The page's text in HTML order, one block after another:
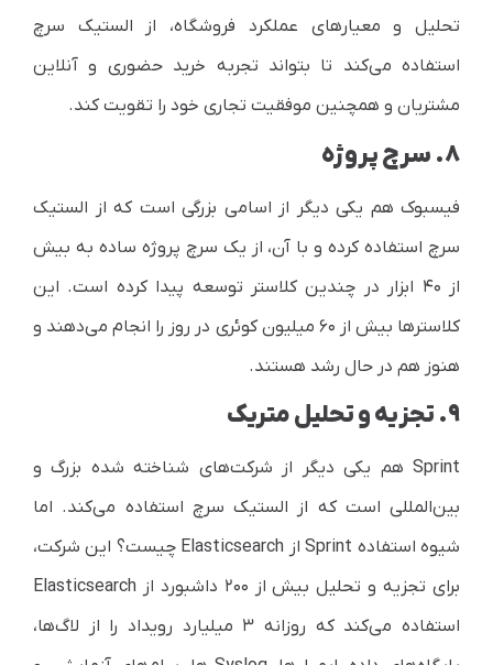
تحلیل و معیارهای عملکرد فروشگاه، از الستیک سرچ
استفاده می‌کند تا بتواند تجربه خرید حضوری و آنلاین
مشتریان و همچنین موفقیت تجاری خود را تقویت کند.
۸. سرچ پروژه
فیسبوک هم یکی دیگر از اسامی بزرگی است که از الستیک
سرچ استفاده کرده و با آن، از یک سرچ پروژه ساده به بیش
از ۴۰ ابزار در چندین کلاستر توسعه پیدا کرده است. این
کلاسترها بیش از ۶۰ میلیون کوئری در روز را انجام می‌دهند و
هنوز هم در حال رشد هستند.
۹. تجزیه و تحلیل متریک
Sprint هم یکی دیگر از شرکت‌های شناخته شده بزرگ و
بین‌المللی است که از الستیک سرچ استفاده می‌کند. اما
شیوه استفاده Sprintاز Elasticsearch چیست؟ این شرکت،
برای تجزیه و تحلیل بیش از ۲۰۰ داشبورد از
Elasticsearch
استفاده می‌کند که روزانه ۳ میلیارد رویداد را از لاگ‌ها،